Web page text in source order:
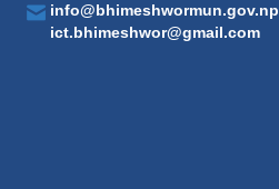
info@bhimeshwormun.gov.np
ict.bhimeshwor@gmail.com